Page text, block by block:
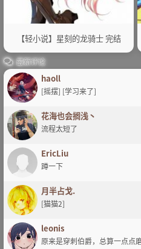
【轻小说】星刻的龙骑士 完结
最新评论
haoll
[摇摆] [学习来了]
花海也会搁浅丶
流程太短了
EricLiu
蹲一下
月半占戈.
[猫猫2]
leonis
原来是穿刺伯爵，总算一点点